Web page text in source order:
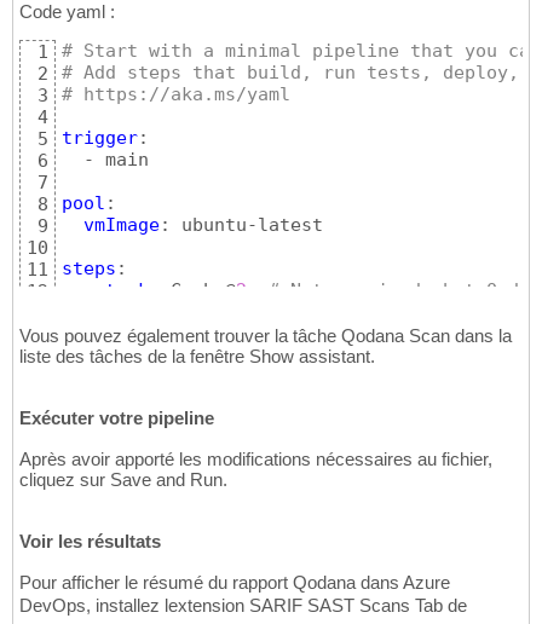
Code yaml :
1
2
3
4
5
6
7
8
9
10
11
12
14
15
18
# Start with a minimal pipeline that you
# Add steps that build, run tests, deploy,
# https://aka.ms/yaml
trigger:
  - main
pool :
vmImage: ubuntu-latest
steps :
task : Cache@2
# Not required, but
key: '"$(Build.Repository.Name)" |
path : '$(Agent.TempDirectory)/qodana/
"$(Build.Repository.Name)"
Vous pouvez également trouver la tâche Qodana Scan dans la
liste des tâches de la fenêtre Show assistant.
Exécuter votre pipeline
Après avoir apporté les modifications nécessaires au fichier,
cliquez sur Save and Run.
Voir les résultats
Pour afficher le résumé du rapport Qodana dans Azure
DevOps, installez lextension SARIF SAST Scans Tab de